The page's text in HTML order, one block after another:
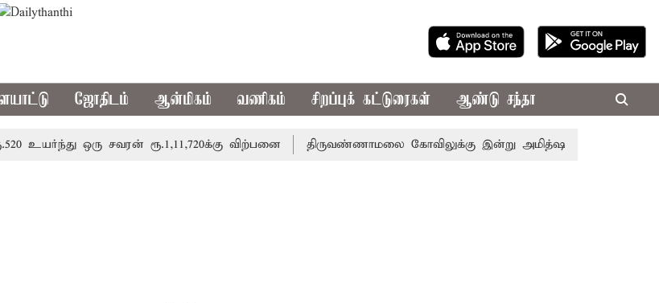
ஜோதிடம் ஆன்மிகம் வணிகம் சிறப்புக் கட்டுரைகள் ஆண்டு சந்தா
ஒரு சவரன் ரூ.1,11,720க்கு விற்பனை திருவண்ணாமலை கோவிலுக்கு இன்று அமித்ஷா வருகை: 3 அடுக்கு